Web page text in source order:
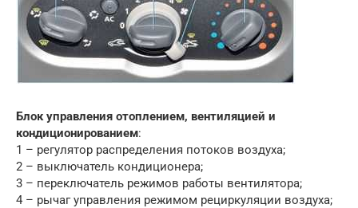
Блок управления отоплением, вентиляцией и
кондиционированием:
1 – регулятор распределения потоков воздуха;
2 – выключатель кондиционера;
3 – переключатель режимов работы вентилятора;
4 – рычаг управления режимом рециркуляции воздуха;